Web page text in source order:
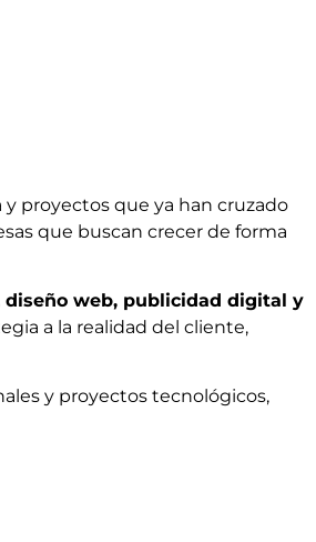
proyectos que ya han cruzado
que buscan crecer de forma
diseño web, publicidad digital y
a la realidad del cliente,
y proyectos tecnológicos,